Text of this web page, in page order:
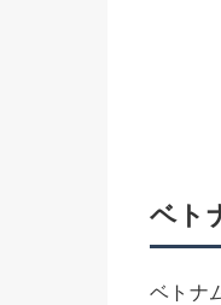
ベト
ベトナ